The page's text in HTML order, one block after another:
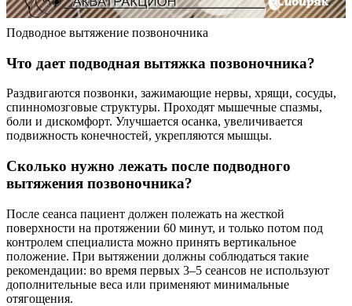
Подводное вытяжение позвоночника
Что дает подводная вытяжка позвоночника?
Раздвигаются позвонки, зажимающие нервы, хрящи, сосуды,
спинномозговые структуры. Проходят мышечные спазмы,
боли и дискомфорт. Улучшается осанка, увеличивается
подвижность конечностей, укрепляются мышцы.
Сколько нужно лежать после подводного
вытяжения позвоночника?
После сеанса пациент должен полежать на жесткой
поверхности на протяжении 60 минут, и только потом под
контролем специалиста можно принять вертикальное
положение. При вытяжении должны соблюдаться такие
рекомендации: во время первых 3–5 сеансов не используют
дополнительные веса или применяют минимальные
отягощения.